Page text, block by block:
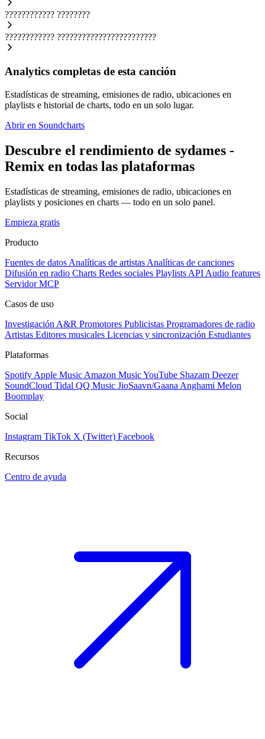
???????????? ????????
???????????? ????????????????????????
Analytics completas de esta canción
Estadísticas de streaming, emisiones de radio, ubicaciones en
playlists e historial de charts, todo en un solo lugar.
Abrir en Soundcharts
Descubre el rendimiento de sydames -
Remix en todas las plataformas
Estadísticas de streaming, emisiones de radio, ubicaciones en
playlists y posiciones en charts — todo en un solo panel.
Empieza gratis
Producto
Fuentes de datos Analíticas de artistas Analíticas de canciones
Difusión en radio Charts Redes sociales Playlists API Audio features
Servidor MCP
Casos de uso
Investigación A&R Promotores Publicistas Programadores de radio
Artistas Editores musicales Licencias y sincronización Estudiantes
Plataformas
Spotify Apple Music Amazon MusicYouTube Shazam Deezer
SoundCloud Tidal QQ Music JioSaavn/Gaana Anghami Melon
Boomplay
Social
Instagram TikTok X (Twitter) Facebook
Recursos
Centro de ayuda